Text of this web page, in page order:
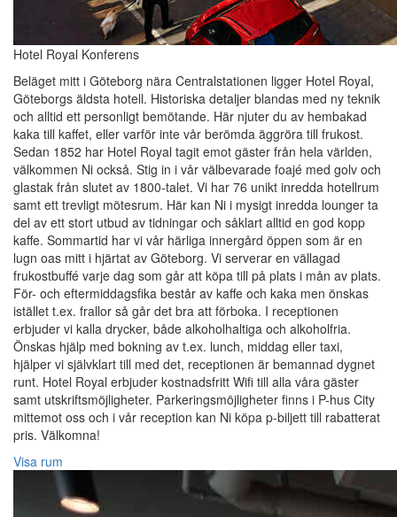
Hotel Royal Konferens
Beläget mitt i Göteborg nära Centralstationen ligger Hotel Royal,
Göteborgs äldsta hotell. Historiska detaljer blandas med ny teknik
och alltid ett personligt bemötande. Här njuter du av hembakad
kaka till kaffet, eller varför inte vår berömda äggröra till frukost.
Sedan 1852 har Hotel Royal tagit emot gäster från hela världen,
välkommen Ni också. Stig in i vår välbevarade foajé med golv och
glastak från slutet av 1800-talet. Vi har 76 unikt inredda hotellrum
samt ett trevligt mötesrum. Här kan Ni i mysigt inredda lounger ta
del av ett stort utbud av tidningar och såklart alltid en god kopp
kaffe. Sommartid har vi vår härliga innergård öppen som är en
lugn oas mitt i hjärtat av Göteborg. Vi serverar en vällagad
frukostbuffé varje dag som går att köpa till på plats i mån av plats.
För- och eftermiddagsfika består av kaffe och kaka men önskas
istället t.ex. frallor så går det bra att förboka. I receptionen
erbjuder vi kalla drycker, både alkoholhaltiga och alkoholfria.
Önskas hjälp med bokning av t.ex. lunch, middag eller taxi,
hjälper vi självklart till med det, receptionen är bemannad dygnet
runt. Hotel Royal erbjuder kostnadsfritt Wifi till alla våra gäster
samt utskriftsmöjligheter. Parkeringsmöjligheter finns i P-hus City
mittemot oss och i vår reception kan Ni köpa p-biljett till rabatterat
pris. Välkomna!
Visa rum